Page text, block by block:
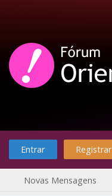
Entrar Registrar
Novas Mensagens